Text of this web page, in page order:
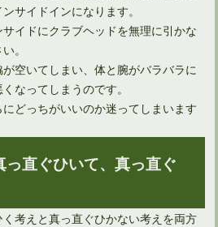
首の角度は再現できる？
サイドインになります。
イドにクラブヘッドを無理に引かな
。
空いてしまい、体と腕がバラバラに
なってしまうのです。
どっちがいいのか迷ってしまいます
直ぐひいて、真っ直ぐ
考えと真っ直ぐひかない考えを両方